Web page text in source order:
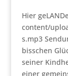
Hier
content/
s.mp3
bisschen
seiner
einer